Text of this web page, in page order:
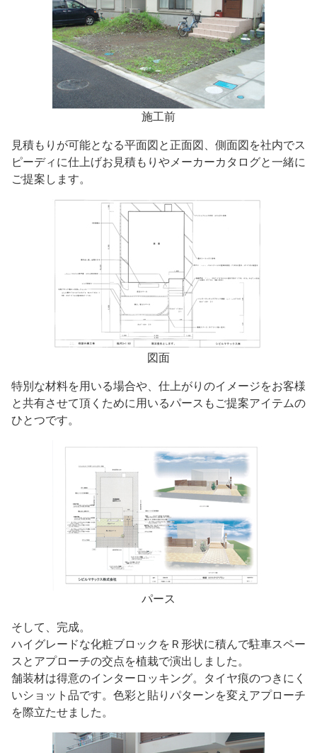
施工前
見積もりが可能となる平面図と正面図、側面図を社内でス
ピーディに仕上げお見積もりやメーカーカタログと一緒に
ご提案します。
図面
特別な材料を用いる場合や、仕上がりのイメージをお客様
と共有させて頂くために用いるパースもご提案アイテムの
ひとつです。
パース
そして、完成。
ハイグレードな化粧ブロックをＲ形状に積んで駐車スペー
スとアプローチの交点を植栽で演出しました。
舗装材は得意のインターロッキング。タイヤ痕のつきにく
いショット品です。色彩と貼りパターンを変えアプローチ
を際立たせました。